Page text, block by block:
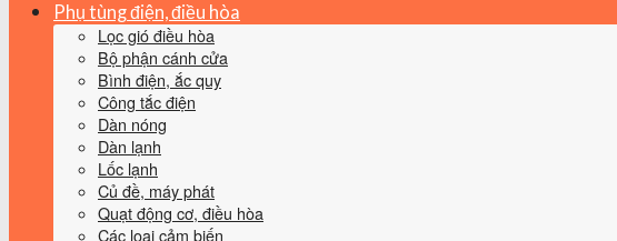
Phụ tùng điện, điều hòa
Lọc gió điều hòa
Bộ phận cánh cửa
Bình điện, ắc quy
Công tắc điện
Dàn nóng
Dàn lạnh
Lốc lạnh
Củ đề, máy phát
Quạt động cơ, điều hòa
Các loại cảm biến